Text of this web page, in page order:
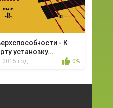
- К
установку...
2015 год 0%